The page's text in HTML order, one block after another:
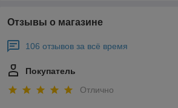
Отзывы о магазине
106 отзывов за всё время
Покупатель
Отлично